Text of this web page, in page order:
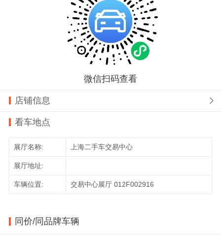
微信扫码查看
店铺信息 
看车地点
展厅名称: 上海二手车交易中心
展厅地址:
车辆位置: 交易中心展厅 012F002916
同价/同品牌车辆